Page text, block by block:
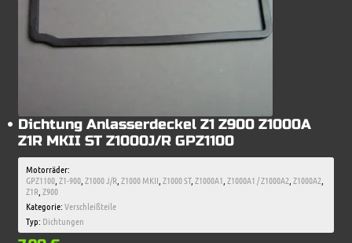
Dichtung Anlasserdeckel Z1 Z900 Z1000A
Z1R MKII ST Z1000J/R GPZ1100
Motorräder:
GPZ1100,Z1-900,Z1000 J/R,Z1000 MKII,Z1000 ST,Z1000A1,Z1000A1 / Z1000A2,Z1000A2,
Z1R,Z900
Kategorie:Verschleißteile
Typ: Dichtungen